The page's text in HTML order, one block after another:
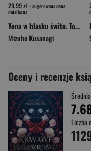
29,99 zł - sugerowana cena
detaliczna
Yona w blasku świtu. Tom 38
Mizuho Kusanagi
Oceny i recenzje
Liczba